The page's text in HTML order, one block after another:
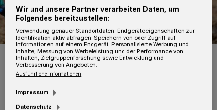
Symbolbild.
Foto: congerdesign auf Pixabay
Wir und unsere Partner verarbeiten Daten, um
Folgendes bereitzustellen:
Verwendung genauer Standortdaten. Endgeräteeigenschaften zur
Identifikation aktiv abfragen. Speichern von oder Zugriff auf
Informationen auf einem Endgerät. Personalisierte Werbung und
Inhalte, Messung von Werbeleistung und der Performance von
Inhalten, Zielgruppenforschung sowie Entwicklung und
Verbesserung von Angeboten.
Ausführliche Informationen
Impressum
Datenschutz